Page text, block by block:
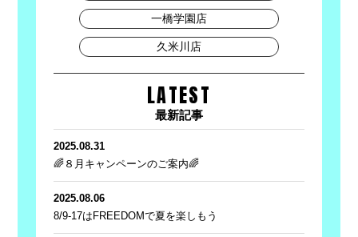
一橋学園店
久米川店
LATEST
最新記事
2025.08.31
🌈８月キャンペーンのご案内🌈
2025.08.06
8/9-17はFREEDOMで夏を楽しもう